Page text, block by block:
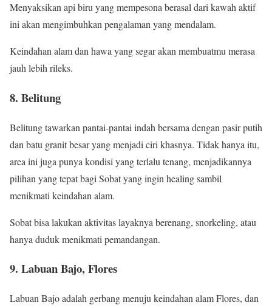
Menyaksikan api biru yang mempesona berasal dari kawah aktif
ini akan mengimbuhkan pengalaman yang mendalam.
Keindahan alam dan hawa yang segar akan membuatmu merasa
jauh lebih rileks.
8. Belitung
Belitung tawarkan pantai-pantai indah bersama dengan pasir putih
dan batu granit besar yang menjadi ciri khasnya. Tidak hanya itu,
area ini juga punya kondisi yang terlalu tenang, menjadikannya
pilihan yang tepat bagi Sobat yang ingin healing sambil
menikmati keindahan alam.
Sobat bisa lakukan aktivitas layaknya berenang, snorkeling, atau
hanya duduk menikmati pemandangan.
9. Labuan Bajo, Flores
Labuan Bajo adalah gerbang menuju keindahan alam Flores, dan